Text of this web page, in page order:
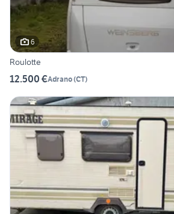
6
Roulotte
12.500 €Adrano(CT)